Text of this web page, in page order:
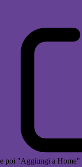
e poi "Aggiungi a Home"